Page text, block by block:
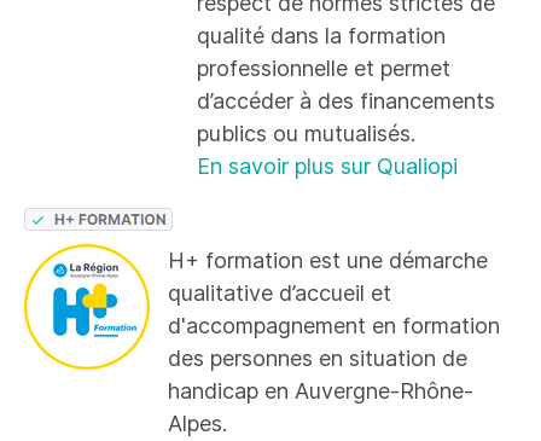
qualité dans la formation
professionnelle et permet
d’accéder à des financements
publics ou mutualisés.
En savoir plus sur Qualiopi
H+ formation est une démarche
qualitative d’accueil et
d'accompagnement en formation
des personnes en situation de
handicap en Auvergne-Rhône-
Alpes.